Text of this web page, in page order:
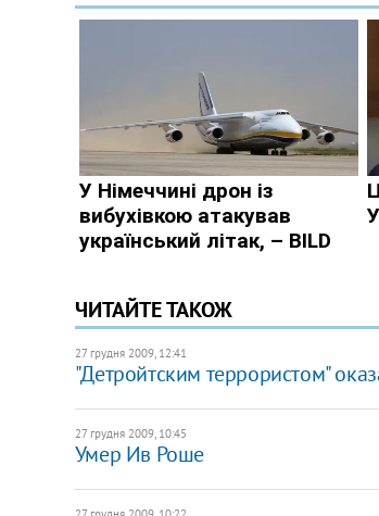
ЧИТАЙТЕ ТАКОЖ
27 грудня 2009, 12:41
"Детройтским террористом"
27 грудня 2009, 10:45
Умер Ив Роше